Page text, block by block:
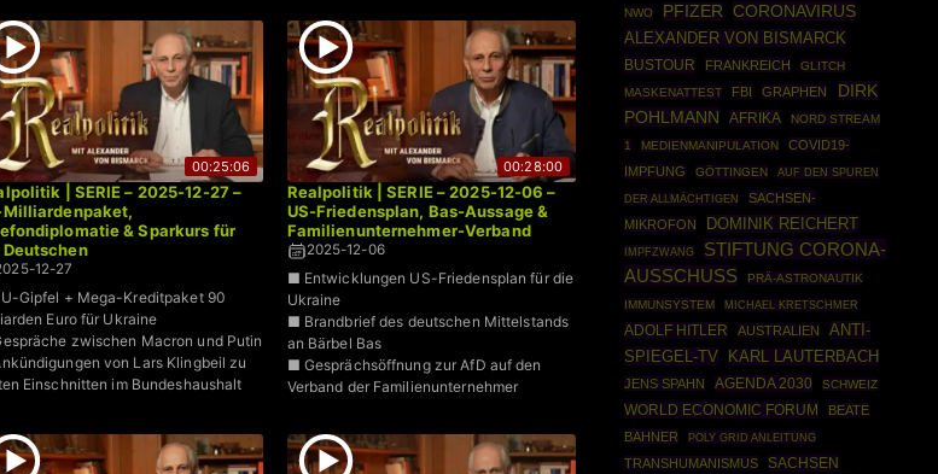
00:25:06
| SERIE – 2025-12-27 –
Milliardenpaket,
& Sparkurs für
12-27
Gipfel + Mega-Kreditpaket 90
Euro für Ukraine
zwischen Macron und Putin
von Lars Klingbeil zu
Einschnitten im Bundeshaushalt
00:28:00
Realpolitik | SERIE – 2025-12-06 –
US-Friedensplan, Bas-Aussage &
Familienunternehmer-Verband
2025-12-06
■ Entwicklungen US-Friedensplan für die
Ukraine
■ Brandbrief des deutschen Mittelstands
an Bärbel Bas
■ Gesprächsöffnung zur AfD auf den
Verband der Familienunternehmer
NWO
PFIZER CORONAVIRUS
ALEXANDER VON BISMARCK
BUSTOUR FRANKREICH
GLITCH
MASKENATTEST
FBI GRAPHEN
DIRK
POHLMANN
AFRIKA
NORD STREAM
1
MEDIENMANIPULATION
COVID19-
IMPFUNG
GÖTTINGEN AUF DEN SPUREN
DER ALLMÄCHTIGEN
SACHSEN-
MIKROFON
DOMINIK REICHERT
IMPFZWANG
STIFTUNG CORONA-
AUSSCHUSS
PRÄ-ASTRONAUTIK
IMMUNSYSTEM
MICHAEL KRETSCHMER
ADOLF HITLER AUSTRALIEN
ANTI-
SPIEGEL-TV
KARL LAUTERBACH
JENS SPAHN AGENDA 2030 SCHWEIZ
WORLD ECONOMIC FORUM
BEATE
BAHNER
POLY GRID ANLEITUNG
TRANSHUMANISMUS SACHSEN